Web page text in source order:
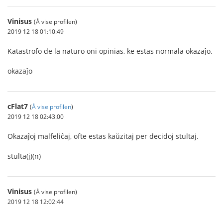
Vinisus (Å vise profilen)
2019 12 18 01:10:49
Katastrofo de la naturo oni opinias, ke estas normala okazaĵo.
okazaĵo
cFlat7 (Å vise profilen)
2019 12 18 02:43:00
Okazaĵoj malfeliĉaj, ofte estas kaŭzitaj per decidoj stultaj.
stulta(j)(n)
Vinisus (Å vise profilen)
2019 12 18 12:02:44